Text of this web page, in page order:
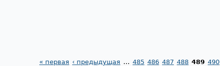
« первая ‹ предыдущая … 485 486 487 488 489 490